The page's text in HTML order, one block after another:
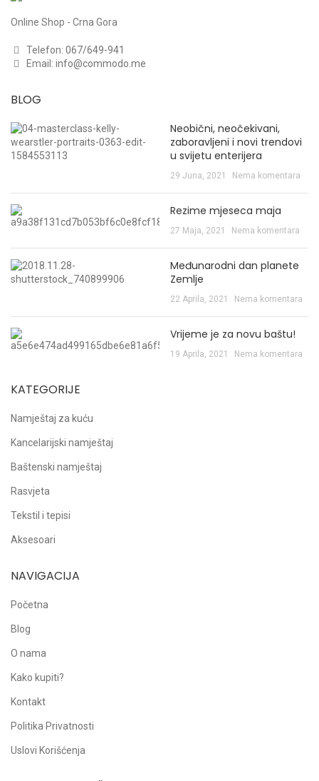
Online Shop - Crna Gora
Telefon: 067/649-941
Email: info@commodo.me
BLOG
Neobični, neočekivani,
zaboravljeni i novi trendovi
u svijetu enterijera
29 Juna, 2021 Nema komentara
Rezime mjeseca maja
27 Maja, 2021 Nema komentara
Međunarodni dan planete
Zemlje
22 Aprila, 2021 Nema komentara
Vrijeme je za novu baštu!
19 Aprila, 2021 Nema komentara
KATEGORIJE
Namještaj za kuću
Kancelarijski namještaj
Baštenski namještaj
Rasvjeta
Tekstil i tepisi
Aksesoari
NAVIGACIJA
Početna
Blog
O nama
Kako kupiti?
Kontakt
Politika Privatnosti
Uslovi Korišćenja